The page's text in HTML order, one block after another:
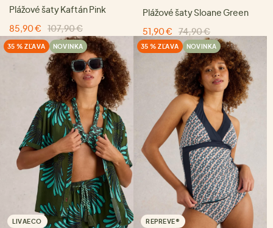
Plážové šaty Kaftán Pink
85,90 €
107,90 €
Plážové šaty Sloane Green
51,90 €
74,90 €
35 % ZĽAVA NOVINKA
LIVAECO
35 % ZĽAVA NOVINKA
REPREVE®